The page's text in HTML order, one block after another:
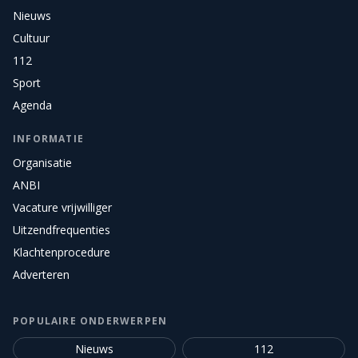
Nieuws
Cultuur
112
Sport
Agenda
INFORMATIE
Organisatie
ANBI
Vacature vrijwilliger
Uitzendfrequenties
Klachtenprocedure
Adverteren
POPULAIRE ONDERWERPEN
Nieuws
112